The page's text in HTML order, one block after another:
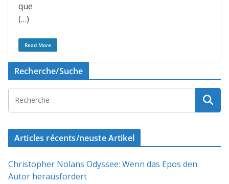
que
(…)
Read More
Recherche/Suche
Articles récents/neuste Artikel
Christopher Nolans Odyssee: Wenn das Epos den
Autor herausfordert